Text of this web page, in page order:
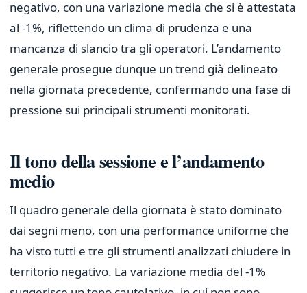
negativo, con una variazione media che si è attestata
al -1%, riflettendo un clima di prudenza e una
mancanza di slancio tra gli operatori. L’andamento
generale prosegue dunque un trend già delineato
nella giornata precedente, confermando una fase di
pressione sui principali strumenti monitorati.
Il tono della sessione e l’andamento
medio
Il quadro generale della giornata è stato dominato
dai segni meno, con una performance uniforme che
ha visto tutti e tre gli strumenti analizzati chiudere in
territorio negativo. La variazione media del -1%